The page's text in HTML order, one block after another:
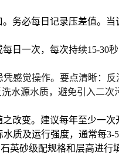
。务必每日记录压差值。当
日一次，每次持续15-30
凭感觉操作。 要点清晰：
洗水源水质，避免引入二次
改变。 建议每年至少一次
水质及运行强度，通常每3-
石英砂级配规格和层高进行